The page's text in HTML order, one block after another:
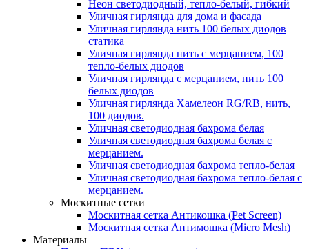
Неон светодиодный, тепло-белый, гибкий
Уличная гирлянда для дома и фасада
Уличная гирлянда нить 100 белых диодов
статика
Уличная гирлянда нить с мерцанием, 100
тепло-белых диодов
Уличная гирлянда с мерцанием, нить 100
белых диодов
Уличная гирлянда Хамелеон RG/RB, нить,
100 диодов.
Уличная светодиодная бахрома белая
Уличная светодиодная бахрома белая с
мерцанием.
Уличная светодиодная бахрома тепло-белая
Уличная светодиодная бахрома тепло-белая с
мерцанием.
Москитные сетки
Москитная сетка Антикошка (Pet Screen)
Москитная сетка Антимошка (Micro Mesh)
Материалы